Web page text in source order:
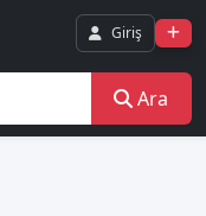
Giriş
Ara